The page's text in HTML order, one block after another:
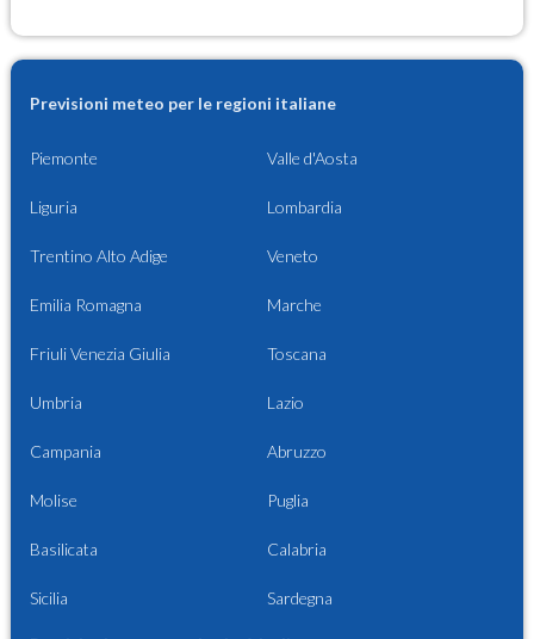
Previsioni meteo per le regioni italiane
Piemonte Valle d'Aosta
Liguria Lombardia
Trentino Alto Adige Veneto
Emilia Romagna Marche
Friuli Venezia Giulia Toscana
Umbria Lazio
Campania Abruzzo
Molise Puglia
Basilicata Calabria
Sicilia Sardegna